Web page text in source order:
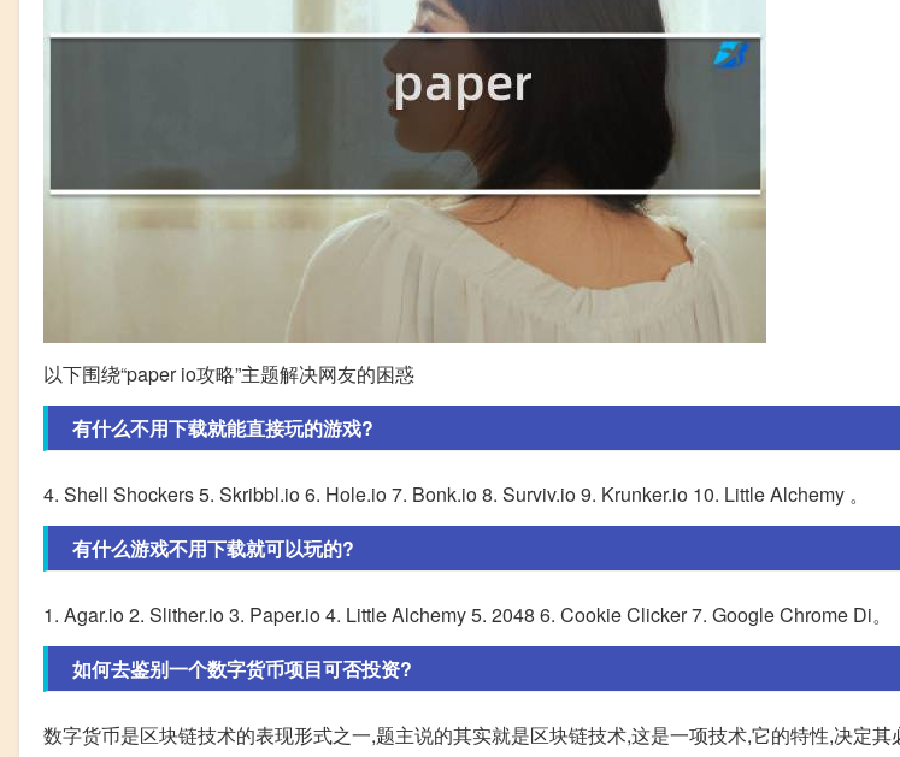
以下围绕“paper io攻略”主题解决网友的困惑
有什么不用下载就能直接玩的游戏?
4. Shell Shockers 5. Skribbl.io 6. Hole.io 7. Bonk.io 8. Surviv.io 9. Krunker.io 10. Little Alchemy 。
有什么游戏不用下载就可以玩的?
1. Agar.io 2. Slither.io 3. Paper.io 4. Little Alchemy 5. 2048 6. Cookie Clicker 7. Google Chrome Di。
如何去鉴别一个数字货币项目可否投资?
数字货币是区块链技术的表现形式之一,题主说的其实就是区块链技术,这是一项技术,它的特性,决定